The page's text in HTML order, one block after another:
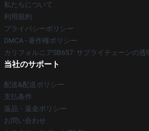
私たちについて
利用規約
プライバシーポリシー
DMCA - 著作権ポリシー
カリフォルニアSB657: サプライチェーンの透
当社のサポート
配送&配送ポリシー
支払条件
返品・返金ポリシー
お問い合わせ